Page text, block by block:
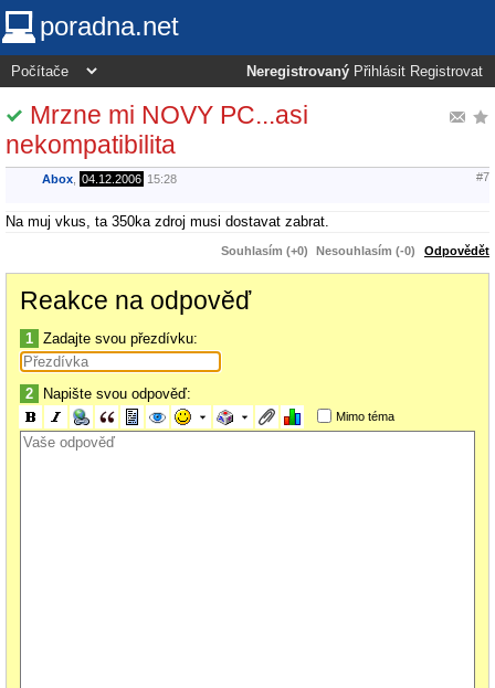
poradna.net
Neregistrovaný Přihlásit Registrovat
Mrzne mi NOVY PC...asi
nekompatibilita
Abox 04.12.2006 15:28 #7
Na muj vkus, ta 350ka zdroj musi dostavat zabrat.
Souhlasím (+0) Nesouhlasím (-0) Odpovědět
Reakce na odpověď
1 Zadajte svou přezdívku:
2 Napište svou odpověď:
Mimo téma